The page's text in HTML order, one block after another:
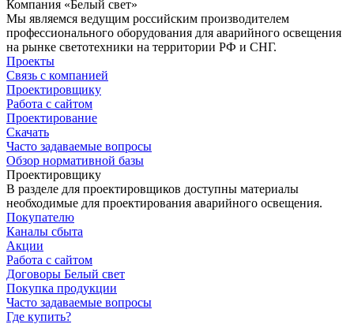
Компания «Белый свет»
Мы являемся ведущим российским производителем
профессионального оборудования для аварийного освещения
на рынке светотехники на территории РФ и СНГ.
Проекты
Связь с компанией
Проектировщику
Работа с сайтом
Проектирование
Скачать
Часто задаваемые вопросы
Обзор нормативной базы
Проектировщику
В разделе для проектировщиков доступны материалы
необходимые для проектирования аварийного освещения.
Покупателю
Каналы сбыта
Акции
Работа с сайтом
Договоры Белый свет
Покупка продукции
Часто задаваемые вопросы
Где купить?